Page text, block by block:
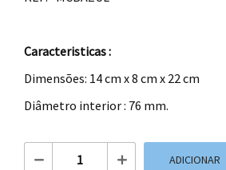
Caracteristicas :
Dimensões: 14 cm x 8 cm x 22 cm
Diâmetro interior : 76 mm.
Quantidade de Fecha Bolsas
ADICIONAR